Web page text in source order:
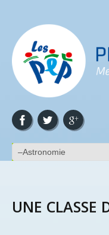
UNE CLASSE